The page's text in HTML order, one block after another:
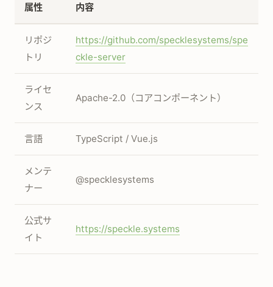
属性 内容
リポジ
トリ
https://github.com/specklesystems/spe
ckle-server
ライセ
ンス
Apache-2.0（コアコンポーネント）
言語 TypeScript / Vue.js
メンテ
ナー
@specklesystems
公式サ
イト
https://speckle.systems